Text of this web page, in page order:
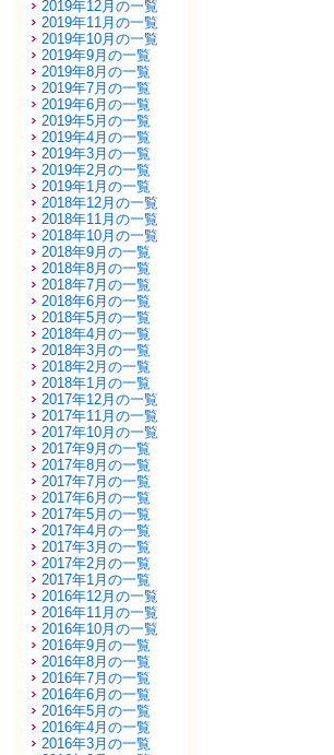
2019年12月の一覧
2019年11月の一覧
2019年10月の一覧
2019年9月の一覧
2019年8月の一覧
2019年7月の一覧
2019年6月の一覧
2019年5月の一覧
2019年4月の一覧
2019年3月の一覧
2019年2月の一覧
2019年1月の一覧
2018年12月の一覧
2018年11月の一覧
2018年10月の一覧
2018年9月の一覧
2018年8月の一覧
2018年7月の一覧
2018年6月の一覧
2018年5月の一覧
2018年4月の一覧
2018年3月の一覧
2018年2月の一覧
2018年1月の一覧
2017年12月の一覧
2017年11月の一覧
2017年10月の一覧
2017年9月の一覧
2017年8月の一覧
2017年7月の一覧
2017年6月の一覧
2017年5月の一覧
2017年4月の一覧
2017年3月の一覧
2017年2月の一覧
2017年1月の一覧
2016年12月の一覧
2016年11月の一覧
2016年10月の一覧
2016年9月の一覧
2016年8月の一覧
2016年7月の一覧
2016年6月の一覧
2016年5月の一覧
2016年4月の一覧
2016年3月の一覧